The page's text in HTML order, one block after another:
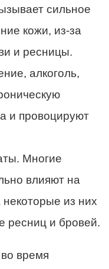
сильное
кожи, из-за
и ресницы.
алкоголь,
и провоцируют
Многие
влияют на
из них
ресниц и бровей.
время